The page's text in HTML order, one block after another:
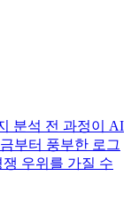
분석 전 과정이 AI
부터 풍부한 로그
우위를 가질 수